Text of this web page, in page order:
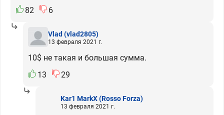
82
6
Vlad(vlad2805)
13 февраля 2021 г.
10$ не такая и большая сумма.
13
29
Kar1 MarkX(Rosso Forza)
13 февраля 2021 г.